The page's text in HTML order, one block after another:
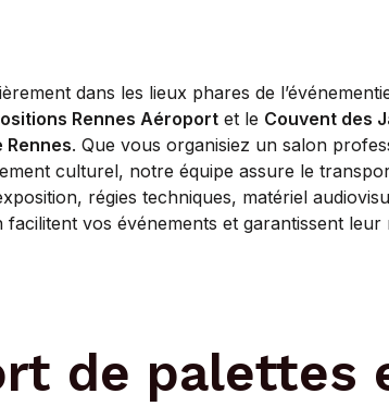
dans les lieux phares de
Rennes Aéroport et le Couvent des
Rennes. Que vous organisiez un salon
culturel, notre équipe assure le
régies techniques, matériel
facilitent vos événements et garantissent leur
de palettes